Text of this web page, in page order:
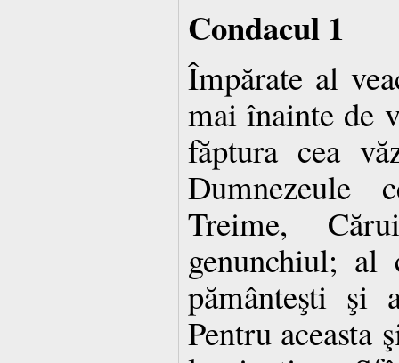
Condacul 1
Împărate al
mai înainte de
făptura cea
Treime,
genunchiul; al
pământeşti şi
Pentru aceasta